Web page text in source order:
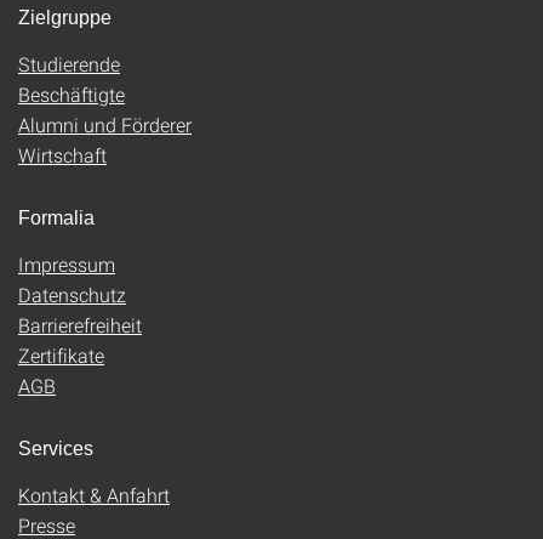
Zielgruppe
Studierende
Beschäftigte
Alumni und Förderer
Wirtschaft
Formalia
Impressum
Datenschutz
Barrierefreiheit
Zertifikate
AGB
Services
Kontakt & Anfahrt
Presse